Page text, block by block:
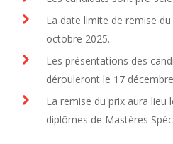
La date limite de remise
octobre 2025.
Les présentations des
dérouleront le 17
La remise du prix aura lieu
diplômes de Mastères